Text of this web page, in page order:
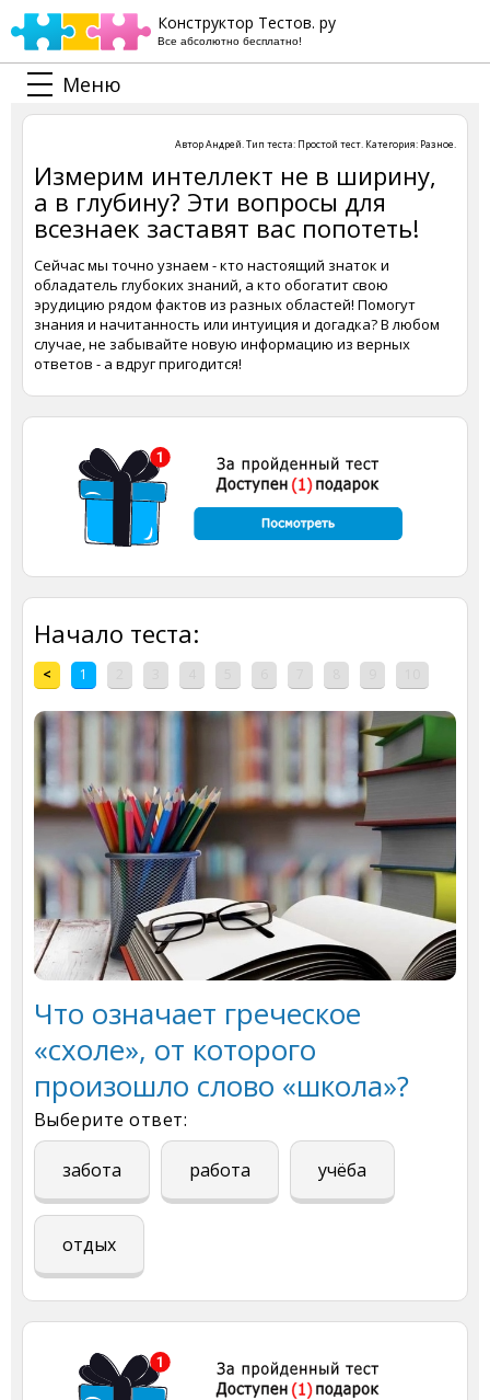
Конструктор Тестов. ру
Все абсолютно бесплатно!
Меню
АвторАндрей. Тип теста: Простой тест. Категория: Разное.
Измерим интеллект не в ширину,
а в глубину? Эти вопросы для
всезнаек заставят вас попотеть!
Сейчас мы точно узнаем - кто настоящий знаток и
обладатель глубоких знаний, а кто обогатит свою
эрудицию рядом фактов из разных областей! Помогут
знания и начитанность или интуиция и догадка? В любом
случае, не забывайте новую информацию из верных
ответов - а вдруг пригодится!
Начало теста:
< 1
Что означает греческое
«схоле», от которого
произошло слово «школа»?
Выберите ответ:
забота работа учёба
отдых